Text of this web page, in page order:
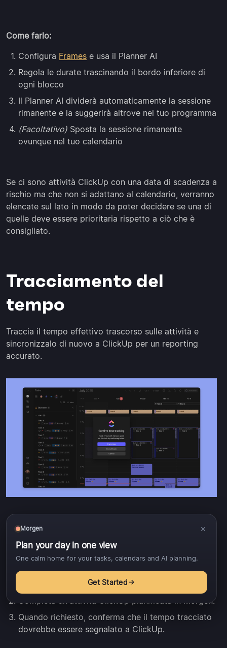
Come farlo:
Configura Frames e usa il Planner AI
Regola le durate trascinando il bordo inferiore di
ogni blocco
Il Planner AI dividerà automaticamente la sessione
rimanente e la suggerirà altrove nel tuo programma
(Facoltativo) Sposta la sessione rimanente
ovunque nel tuo calendario
Se ci sono attività ClickUp con una data di scadenza a
rischio ma che non si adattano al calendario, verranno
elencate sul lato in modo da poter decidere se una di
quelle deve essere prioritaria rispetto a ciò che è
consigliato.
Tracciamento del
tempo
Traccia il tempo effettivo trascorso sulle attività e
sincronizzalo di nuovo a ClickUp per un reporting
accurato.
Come farlo:
Una volta completata un'attività pianificata, regola
il blocco di tempo se la sessione ha richiesto più o
meno tempo del previsto.
Completa un'attività ClickUp pianificata in Morgen.
Quando richiesto, conferma che il tempo tracciato
dovrebbe essere segnalato a ClickUp.
Morgen ×
Plan your day in one view
One calm home for your tasks, calendars and AI planning.
Get Started